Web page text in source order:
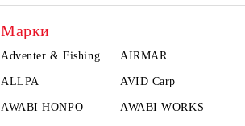
Марки
Adventer & Fishing AIRMAR
ALLPA AVID Carp
AWABI HONPO AWABI WORKS